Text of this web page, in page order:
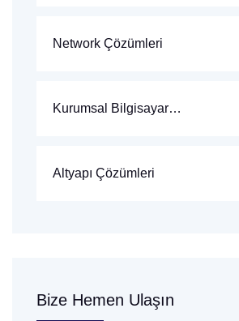
Network Çözümleri
Kurumsal Bilgisayar…
Altyapı Çözümleri
Bize Hemen Ulaşın